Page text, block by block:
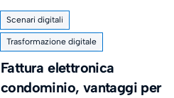
Scenari digitali
Trasformazione digitale
Fattura elettronica
condominio, vantaggi per